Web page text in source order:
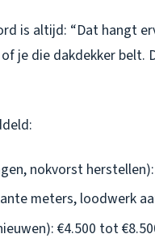
is altijd: “Dat hangt
je die dakdekker belt.
nokvorst
meters, loodwerk
€4.500 tot